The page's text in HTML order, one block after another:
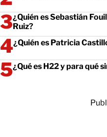
¿Quién es Sebastián
Ruiz?
¿Quién es Patricia
¿Qué es H22 y para qué